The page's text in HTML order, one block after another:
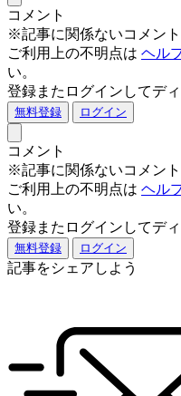
コメント
※記事に関係ないコメント
ご利用上の不明点は ヘル
い。
登録またログインしてデ
無料登録 ログイン
コメント
※記事に関係ないコメント
ご利用上の不明点は ヘル
い。
登録またログインしてデ
無料登録 ログイン
記事をシェアしよう